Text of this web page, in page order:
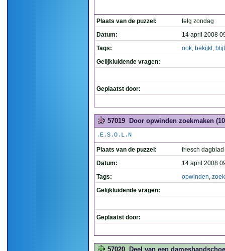
Plaats van de puzzel:
telg zondag
Datum:
14 april 2008
Tags:
ook, bekijkt,
Gelijkluidende vragen:
Geplaatst door:
57019 Door opwinden zoekmaken
.E.S.O.L.N
Plaats van de puzzel:
friesch dagblad
Datum:
14 april 2008
Tags:
opwinden,
Gelijkluidende vragen:
Geplaatst door:
57020 Deel van een